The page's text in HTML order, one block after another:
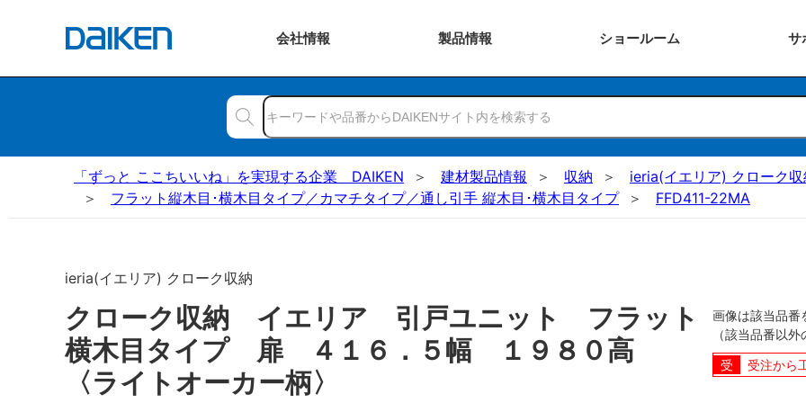
会社情報 製品情報 ショールーム サ
「ずっと ここちいいね」を実現する企業 DAIKEN 建材製品情報 収納
ieria(イエリア) クローク
フラット縦木目･横木目タイプ／カマチタイプ／通し引手 縦木目･横木目タイプ
FFD411-22MA
ieria(イエリア) クローク収納
クローク収納 イエリア 引戸ユニット フラット
横木目タイプ 扉 ４１６．５幅 １９８０高
〈ライトオーカー柄〉
画像は該当品番
（該当品番以
受注から